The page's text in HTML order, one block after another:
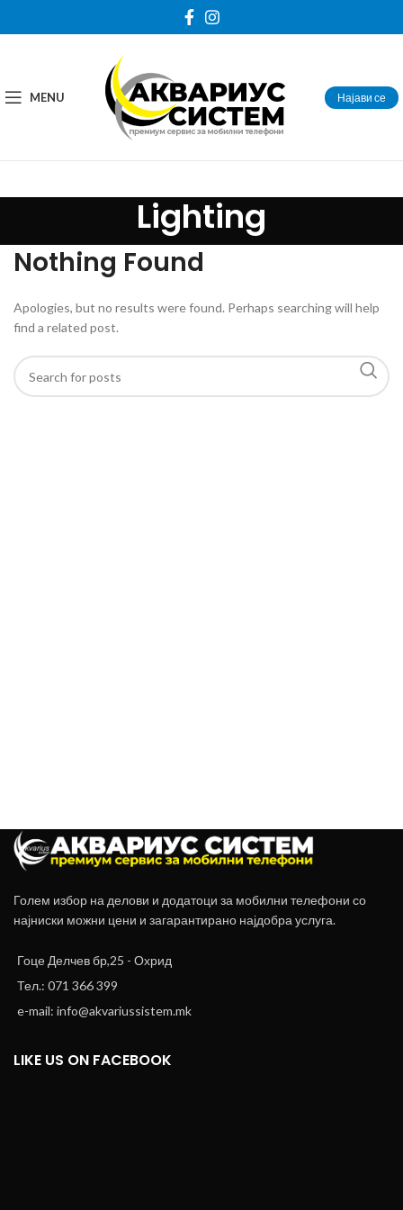
MENU Најави се
Lighting
Nothing Found
Apologies, but no results were found. Perhaps searching will help
find a related post.
Голем избор на делови и додатоци за мобилни телефони со
најниски можни цени и загарантирано најдобра услуга.
Гоце Делчев бр,25 - Охрид
Тел.: 071 366 399
e-mail: info@akvariussistem.mk
LIKE US ON FACEBOOK